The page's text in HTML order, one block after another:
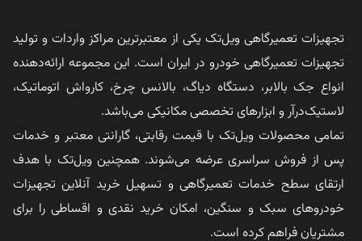
تجهیزات تعمیرگاهی ویل‌تک یکی از معتبرترین مراکز واردات و تولید
تجهیزات تعمیرگاهی خودرو در ایران است. این مجموعه ارائه‌دهنده
انواع جک بالابر، دستگاه دیاگ، بالانس چرخ، کارواش اتوماتیک،
لاستیک‌درآر و ابزارهای تخصصی مکانیکی می‌باشد.
تمامی محصولات ویل‌تک با قیمت رقابتی، گارانتی معتبر و خدمات
پس از فروش سراسری عرضه می‌شوند. همچنین ویل‌تک با هدف
ارتقای سطح خدمات تعمیرگاهی و تسهیل خرید آنلاین تجهیزات
خودروهای سبک و سنگین، امکان خرید نقدی و اقساطی را برای
مشتریان فراهم کرده است.